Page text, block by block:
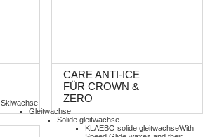
Skiwachse
Gleitwachse
Solide gleitwachse
KLAEBO solide gleitwachseWith
CARE ANTI-ICE
FÜR CROWN &
ZERO